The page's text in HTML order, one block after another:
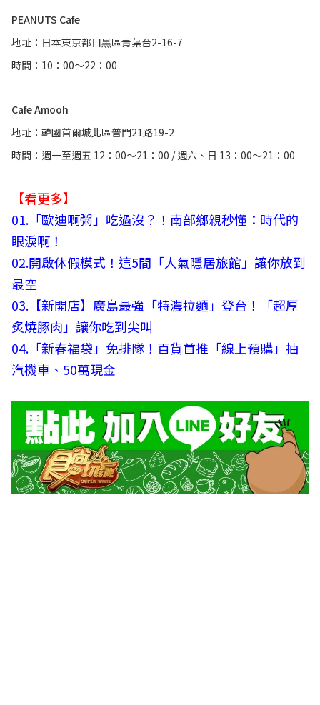
PEANUTS Cafe
地址：日本東京都目黒區青葉台2-16-7
時間：10：00～22：00
Cafe Amooh
地址：韓國首爾城北區普門21路19-2
時間：週一至週五 12：00～21：00 / 週六、日 13：00～21：00
【看更多】
01. 「歐迪啊粥」吃過沒？！南部鄉親秒懂：時代的
眼淚啊！
02.開啟休假模式！這5間「人氣隱居旅館」讓你放到
最空
03. 【新開店】廣島最強「特濃拉麵」登台！「超厚
炙燒豚肉」讓你吃到尖叫
04. 「新春福袋」免排隊！百貨首推「線上預購」抽
汽機車、50萬現金